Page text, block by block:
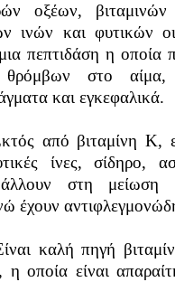
οξέων,
ινών και φυτικών
πεπτιδάση η οποία
θρόμβων στο αίμα,
και εγκεφαλικά.
από βιταμίνη Κ,
ίνες, σίδηρο,
στη μείωση
έχουν
καλή πηγή
η οποία είναι